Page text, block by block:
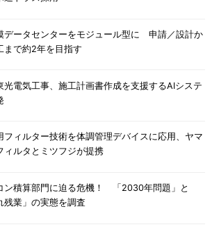
データセンターをモジュール型に 申請／設計か
まで約2年を目指す
光電気工事、施工計画書作成を支援するAIシステ
フィルター技術を体調管理デバイスに応用、ヤマ
ィルタとミツフジが提携
ン積算部門に迫る危機！ 「2030年問題」と
残業」の実態を調査